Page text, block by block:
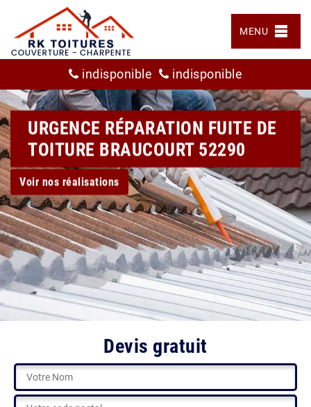
MENU
indisponible indisponible
URGENCE RÉPARATION FUITE DE
TOITURE BRAUCOURT 52290
Voir nos réalisations
Devis gratuit